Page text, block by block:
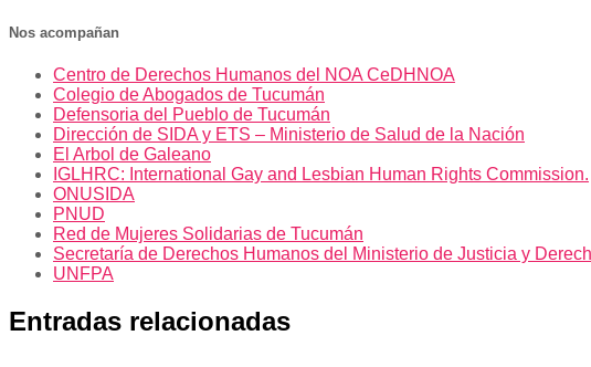
Nos acompañan
Centro de Derechos Humanos del NOA CeDHNOA
Colegio de Abogados de Tucumán
Defensoria del Pueblo de Tucumán
Dirección de SIDA y ETS – Ministerio de Salud de la Nación
El Arbol de Galeano
IGLHRC: International Gay and Lesbian Human Rights Commission.
ONUSIDA
PNUD
Red de Mujeres Solidarias de Tucumán
Secretaría de Derechos Humanos del Ministerio de Justicia y
UNFPA
Entradas relacionadas